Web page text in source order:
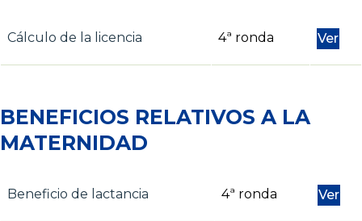
Cálculo de la licencia 4ª ronda Ver
BENEFICIOS RELATIVOS A LA
MATERNIDAD
Beneficio de lactancia 4ª ronda Ver